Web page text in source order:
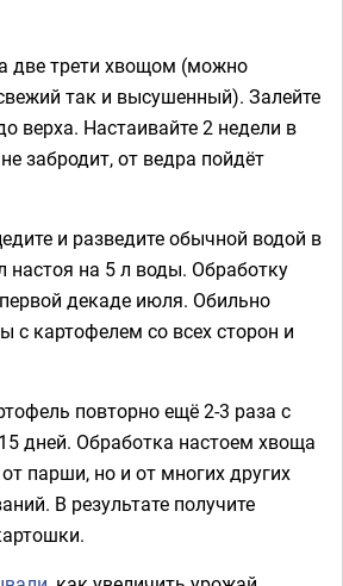
две трети хвощом (можно
так и высушенный). Залейте
верха. Настаивайте 2 недели в
забродит, от ведра пойдёт
и разведите обычной водой в
настоя на 5 л воды. Обработку
декаде июля. Обильно
с картофелем со всех сторон и
повторно ещё 2-3 раза с
дней. Обработка настоем хвоща
парши, но и от многих других
В результате получите